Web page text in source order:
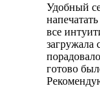
Удобный
все
загружала
готово